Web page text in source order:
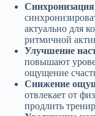
актуально для
ритмичной
Улучшение
повышают
ощущение
Снижение
отвлекает от
продлить